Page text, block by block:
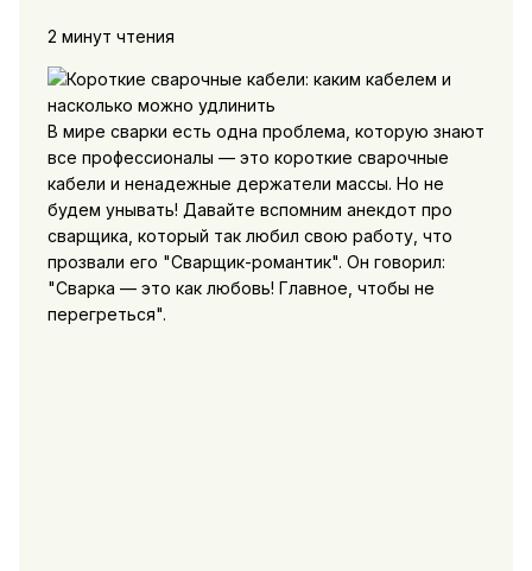
2 минут чтения
В мире сварки есть одна проблема, которую знают
все профессионалы — это короткие сварочные
кабели и ненадежные держатели массы. Но не
будем унывать! Давайте вспомним анекдот про
сварщика, который так любил свою работу, что
прозвали его "Сварщик-романтик". Он говорил:
"Сварка — это как любовь! Главное, чтобы не
перегреться".